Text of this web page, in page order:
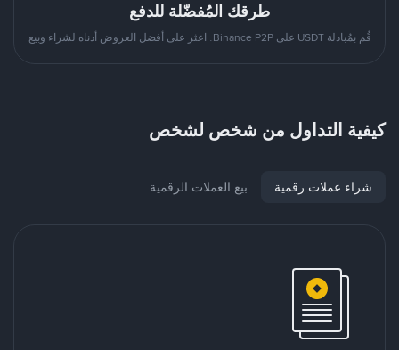
طرقك المُفضّلة للدفع
قُم بمُبادلة USDT على Binance P2P. اعثر على أفضل العروض أدناه لشراء وبيع
كيفية التداول من شخص لشخص
شراء عملات رقمية بيع العملات الرقمية